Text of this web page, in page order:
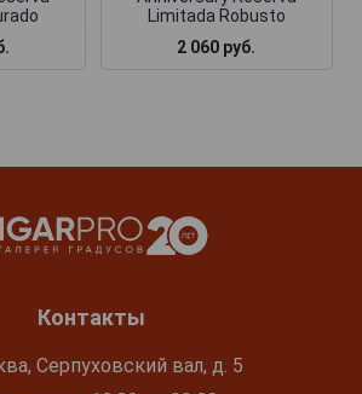
Limitada Robusto
2 060 руб.
Контакты
Серпуховский вал, д. 5